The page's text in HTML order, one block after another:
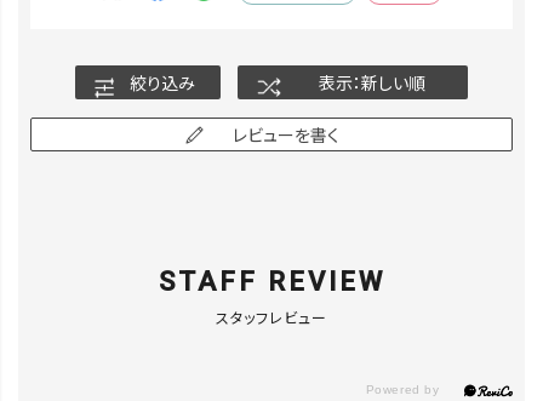
絞り込み 表示：新しい順
レビューを書く
STAFF REVIEW
スタッフレビュー